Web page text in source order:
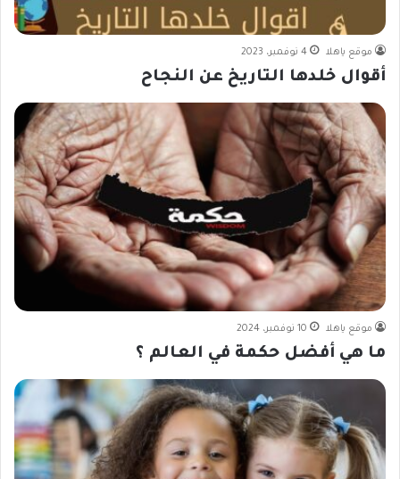
موقع ياهلا 4 نوفمبر، 2023
أقوال خلدها التاريخ عن النجاح
موقع ياهلا 10 نوفمبر، 2024
ما هي أفضل حكمة في العالم ؟